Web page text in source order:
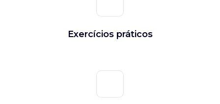
Exercícios práticos